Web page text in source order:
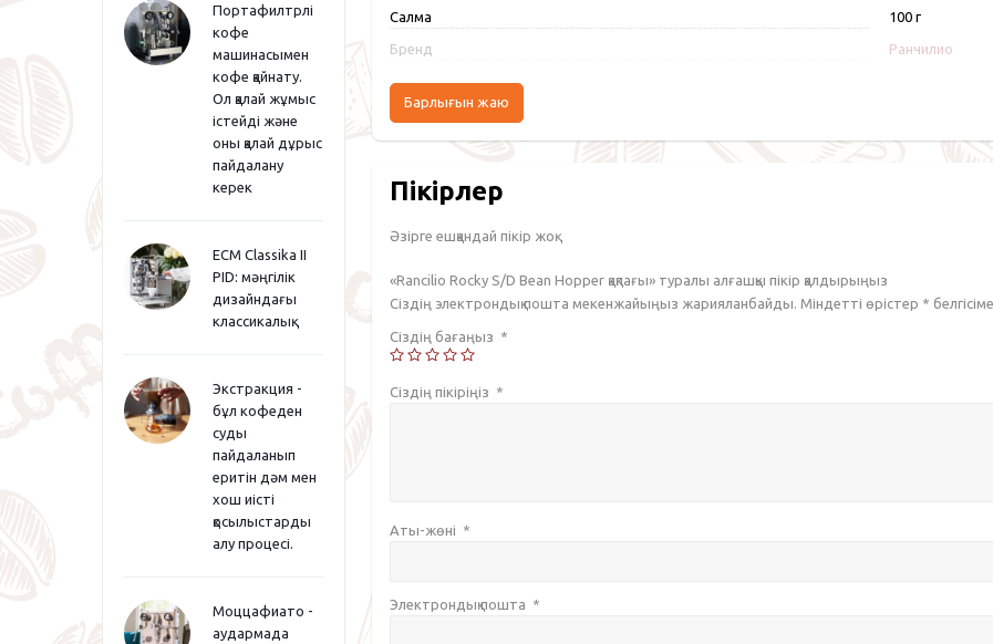
Портафилтрлі
кофе
машинасымен
кофе қайнату.
Ол қалай жұмыс
істейді және
оны қалай дұрыс
пайдалану
керек
ECM Classika II
PID: мәңгілік
дизайндағы
классикалық
Экстракция -
бұл кофеден
суды
пайдаланып
еритін дәм мен
хош иісті
қосылыстарды
алу процесі.
Моццафиато -
аудармада
Салмақ 100 г
Бренд Ранчилио
Барлығын жаю
Пікірлер
Әзірге ешқандай пікір жоқ.
«Rancilio Rocky S/D Bean Hopper қақпағы» туралы алғашқы пікір қалдырыңыз
Сіздің электрондық пошта мекенжайыңыз жарияланбайды. Міндетті өрістер *
Сіздің бағаңыз *
Сіздің пікіріңіз *
Аты-жөні *
Электрондық пошта *